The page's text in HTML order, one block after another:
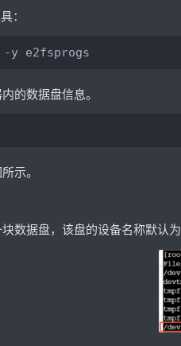
：
y e2fsprogs
的数据盘信息。
示。
数据盘，该盘的设备名称默认为